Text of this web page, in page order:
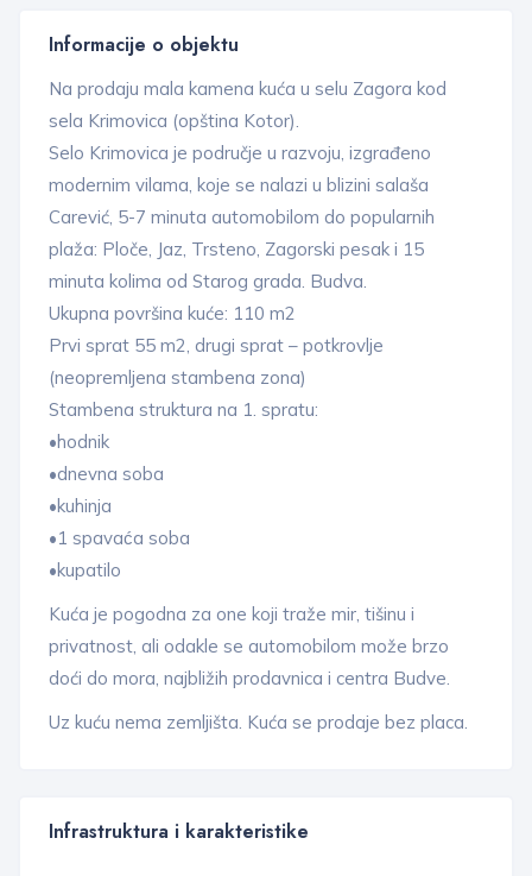
Informacije o objektu
Na prodaju mala kamena kuća u selu Zagora kod
sela Krimovica (opština Kotor).
Selo Krimovica je područje u razvoju, izgrađeno
modernim vilama, koje se nalazi u blizini salaša
Carević, 5-7 minuta automobilom do popularnih
plaža: Ploče, Jaz, Trsteno, Zagorski pesak i 15
minuta kolima od Starog grada. Budva.
Ukupna površina kuće: 110 m2
Prvi sprat 55 m2, drugi sprat – potkrovlje
(neopremljena stambena zona)
Stambena struktura na 1. spratu:
•hodnik
•dnevna soba
•kuhinja
•1 spavaća soba
•kupatilo
Kuća je pogodna za one koji traže mir, tišinu i
privatnost, ali odakle se automobilom može brzo
doći do mora, najbližih prodavnica i centra Budve.
Uz kuću nema zemljišta. Kuća se prodaje bez placa.
Infrastruktura i karakteristike